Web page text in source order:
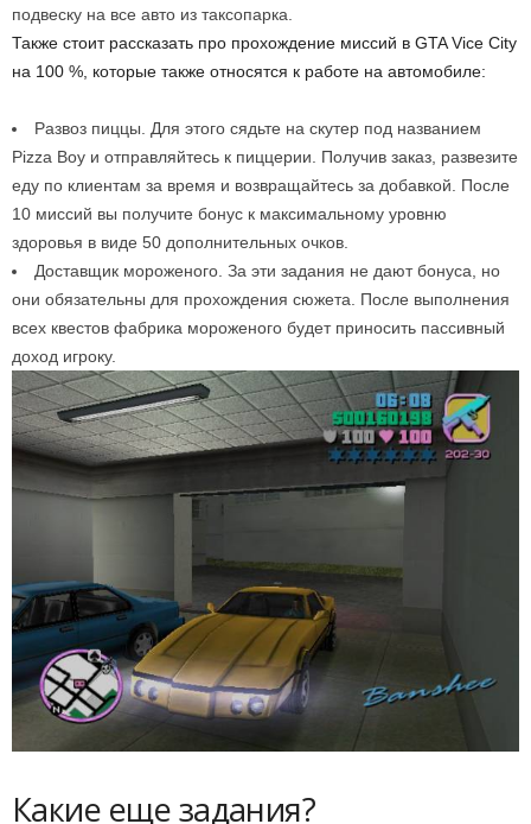
подвеску на все авто из таксопарка.
Также стоит рассказать про прохождение миссий в GTA Vice City
на 100 %, которые также относятся к работе на автомобиле:
Развоз пиццы. Для этого сядьте на скутер под названием
Pizza Boy и отправляйтесь к пиццерии. Получив заказ, развезите
еду по клиентам за время и возвращайтесь за добавкой. После
10 миссий вы получите бонус к максимальному уровню
здоровья в виде 50 дополнительных очков.
Доставщик мороженого. За эти задания не дают бонуса, но
они обязательны для прохождения сюжета. После выполнения
всех квестов фабрика мороженого будет приносить пассивный
доход игроку.
Какие еще задания?